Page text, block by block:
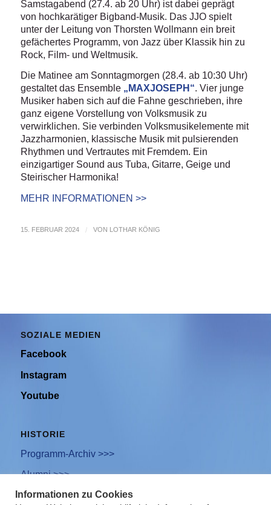
Samstagabend (27.4. ab 20 Uhr) ist dabei geprägt
von hochkarätiger Bigband-Musik. Das JJO spielt
unter der Leitung von Thorsten Wollmann ein breit
gefächertes Programm, von Jazz über Klassik hin zu
Rock, Film- und Weltmusik.
Die Matinee am Sonntagmorgen (28.4. ab 10:30 Uhr)
gestaltet das Ensemble „MAXJOSEPH“. Vier junge
Musiker haben sich auf die Fahne geschrieben, ihre
ganz eigene Vorstellung von Volksmusik zu
verwirklichen. Sie verbinden Volksmusikelemente mit
Jazzharmonien, klassische Musik mit pulsierenden
Rhythmen und Vertrautes mit Fremdem. Ein
einzigartiger Sound aus Tuba, Gitarre, Geige und
Steirischer Harmonika!
MEHR INFORMATIONEN >>
15. FEBRUAR 2024 / VON LOTHAR KÖNIG
SOZIALE MEDIEN
Facebook
Instagram
Youtube
HISTORIE
Programm-Archiv >>>
Alumni >>>
Informationen zu Cookies